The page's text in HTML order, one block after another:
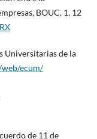
BOUC, 1, 12
Universitarias de la
ecum/
de 11 de